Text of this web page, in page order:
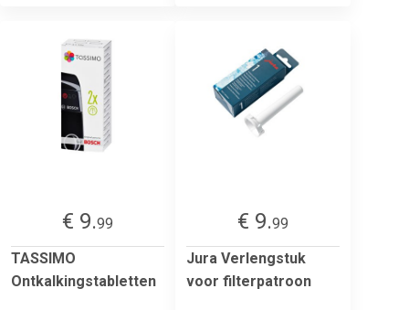
€ 9.99
TASSIMO
Ontkalkingstabletten
€ 9.99
Jura Verlengstuk
voor filterpatroon